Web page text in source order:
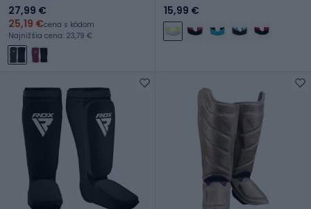
27,99 €
25,19 €cena s kódom
Najnižšia cena: 23,79 €
15,99 €